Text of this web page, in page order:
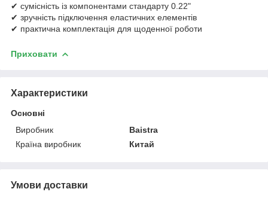
✔ сумісність із компонентами стандарту 0.22"
✔ зручність підключення еластичних елементів
✔ практична комплектація для щоденної роботи
Приховати
Характеристики
Основні
Виробник
Baistra
Країна виробник
Китай
Умови доставки